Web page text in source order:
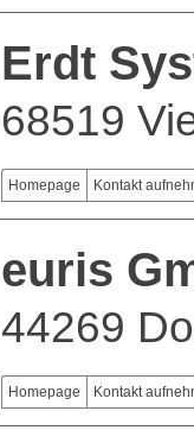
Erdt
68519
Homepage Kontakt
euris
44269
Homepage Kontakt